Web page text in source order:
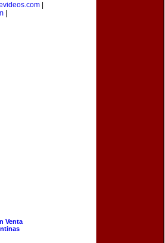
|
Venta